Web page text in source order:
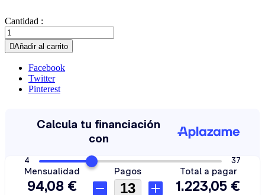
Cantidad :
Añadir al carrito
Facebook
Twitter
Pinterest